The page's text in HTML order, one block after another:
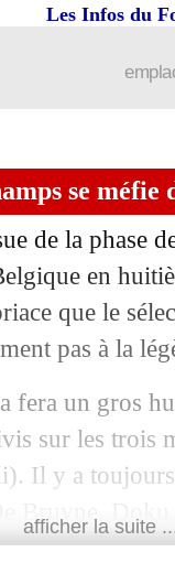
Les Infos du
se méfie
afficher la suite
de la phase
en
que le
pas à la
fera un gros
sur les trois
Il y a
eu